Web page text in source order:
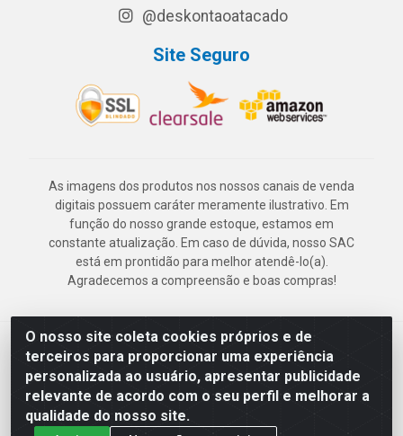
O nosso site coleta cookies próprios e de
terceiros para proporcionar uma experiência
personalizada ao usuário, apresentar publicidade
relevante de acordo com o seu perfil e melhorar a
qualidade do nosso site.
@deskontaoatacado
Site Seguro
As imagens dos produtos nos nossos canais de venda
digitais possuem caráter meramente ilustrativo. Em
função do nosso grande estoque, estamos em
constante atualização. Em caso de dúvida, nosso SAC
está em prontidão para melhor atendê-lo(a).
Agradecemos a compreensão e boas compras!
Deskontão Atacado - Av. Marechal Mascarenhas de Morais, 2471 -
Imbiribeira - Recife/PE - CEP 51.150-001 - CNPJ 24.150.377/0003-
57